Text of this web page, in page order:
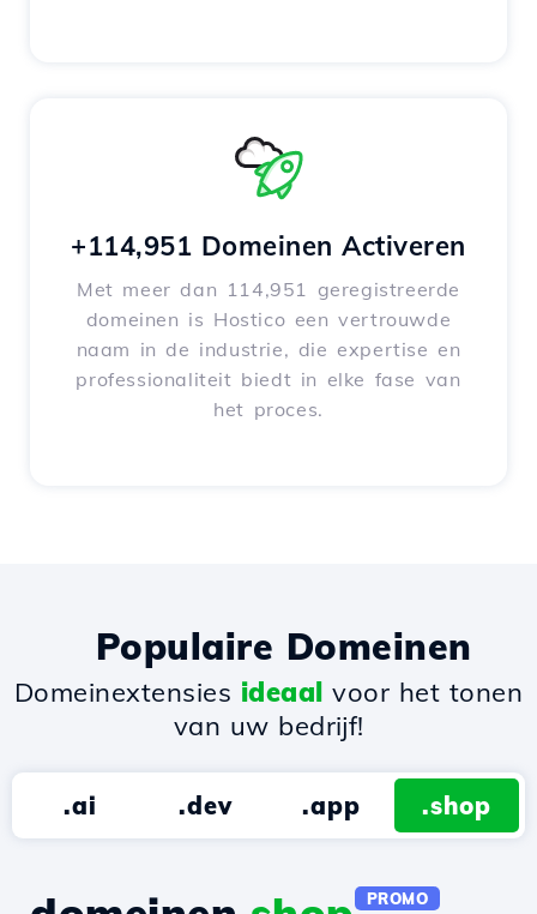
+114,951 Domeinen Activeren
Met meer dan 114,951 geregistreerde
domeinen is Hostico een vertrouwde
naam in de industrie, die expertise en
professionaliteit biedt in elke fase van
het proces.
Populaire Domeinen
Domeinextensies ideaal voor het tonen
van uw bedrijf!
.ai .dev .app .shop
PROMO